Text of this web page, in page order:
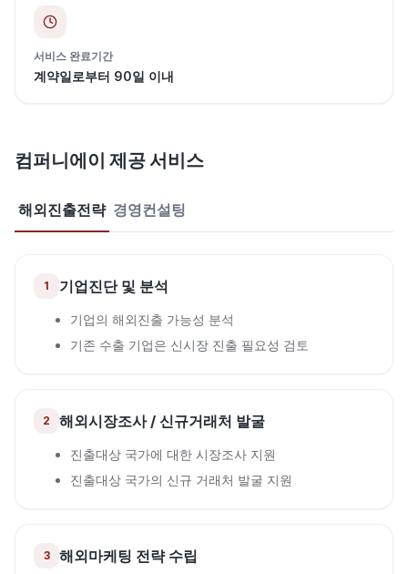
서비스 완료기간
계약일로부터 90일 이내
컴퍼니에이 제공 서비스
해외진출전략 경영컨설팅
1 기업진단 및 분석
기업의 해외진출 가능성 분석
기존 수출 기업은 신시장 진출 필요성 검토
2 해외시장조사 / 신규거래처 발굴
진출대상 국가에 대한 시장조사 지원
진출대상 국가의 신규 거래처 발굴 지원
3 해외마케팅 전략 수립